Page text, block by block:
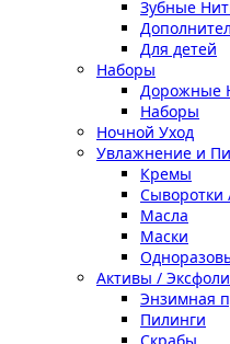
Зубные
Для детей
Наборы
Дорожные
Наборы
Ночной Уход
Увлажнение и
Кремы
Сыворотки
Масла
Маски
Активы /
Энзимная
Пилинги